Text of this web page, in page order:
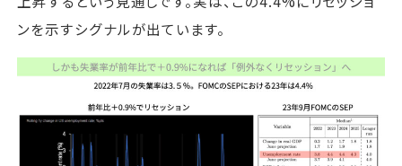
ンを示すシグナルが出ています。